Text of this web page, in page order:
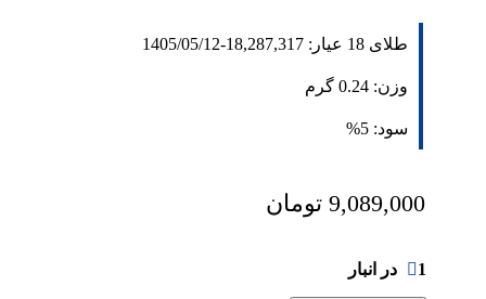
طلای 18 عیار: 18,287,317
-
1405/05/12
وزن: 0.24 گرم
سود: 5%
9,089,000 تومان
1 در انبار